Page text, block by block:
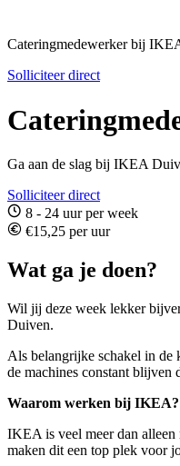
Cateringmedewerker bij
Solliciteer direct
Ga aan de slag bij IKEA
Solliciteer direct
8 - 24 uur per week
€15,25 per uur
Wat ga je doen?
Wil jij deze week lekker
Duiven.
Als belangrijke schakel in de
de machines constant blijven
Waarom werken bij IKEA?
IKEA is veel meer dan alleen
maken dit een top plek voor